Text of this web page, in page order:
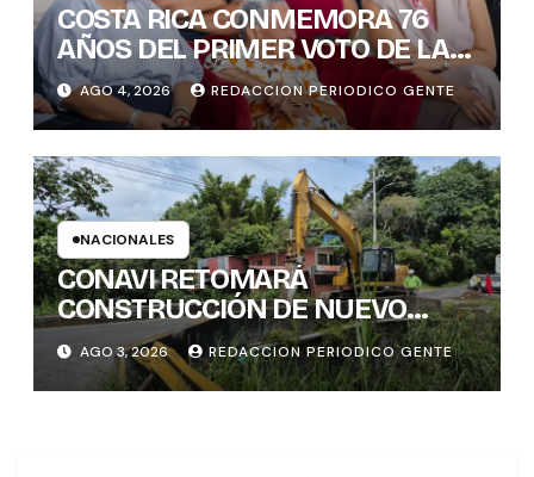
COSTA RICA CONMEMORA 76
AÑOS DEL PRIMER VOTO DE LAS
MUJERES , INAMU BRINDA
HOMENAJE A UNA DE LAS
PRIMERAS MUJERES VOTANTES
DE COSTARICA
AGO 4, 2026 REDACCION PERIODICO GENTE
NACIONALES
CONAVI RETOMARÁ
CONSTRUCCIÓN DE NUEVO
PUENTE EN TURES TRAS
CONCLUIR PROCESO DE
VALORACIÓN PATRIMONIAL
AGO 3, 2026 REDACCION PERIODICO GENTE